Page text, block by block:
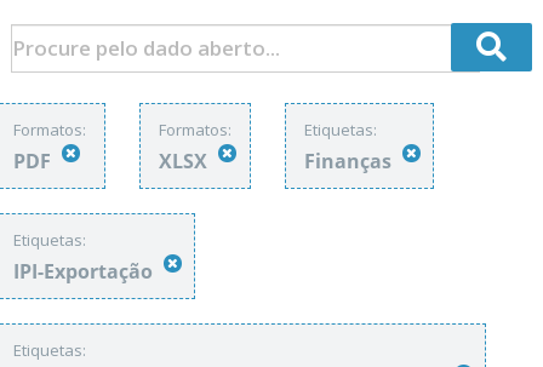
Formatos:
PDF
Formatos:
XLSX
Etiquetas:
Finanças
Etiquetas:
IPI-Exportação
Etiquetas: